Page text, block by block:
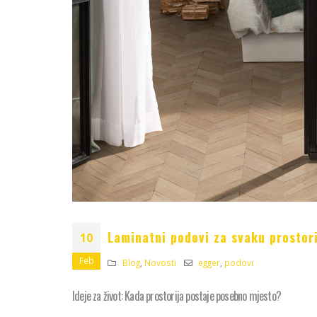
10
Feb
Laminatni podovi za svaku
Blog, Novosti egger podovi
Ideje za život: Kada prostorija postaje posebno mjesto?